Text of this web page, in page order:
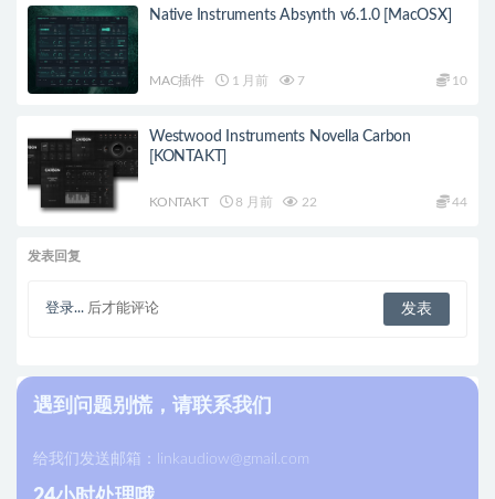
Native Instruments Absynth v6.1.0 [MacOSX]
MAC插件 1 月前 7 10
Westwood Instruments Novella Carbon
[KONTAKT]
KONTAKT 8 月前 22 44
发表回复
登录... 后才能评论
遇到问题别慌，请联系我们
给我们发送邮箱： linkaudiow@gmail.com